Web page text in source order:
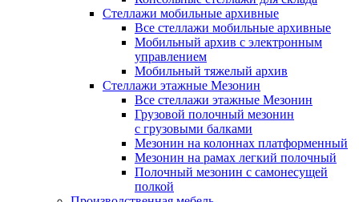
Стеллажи мобильные архивные
Все стеллажи мобильные архивные
Мобильный архив с электронным
управлением
Мобильный тяжелый архив
Стеллажи этажные Мезонин
Все стеллажи этажные Мезонин
Грузовой полочный мезонин
с грузовыми балками
Мезонин на колоннах платформенный
Мезонин на рамах легкий полочный
Полочный мезонин с самонесущей
полкой